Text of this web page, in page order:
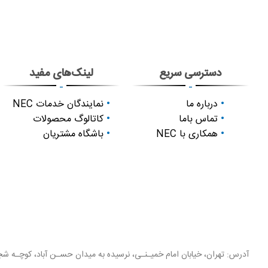
دسترسی سریع
-
درباره ما
تماس باما
همکاری با NEC
لینک‌های مفید
-
نمایندگان خدمات NEC
کاتالوگ محصولات
باشگاه مشتریان
آدرس: تهران، خیابان امام خمیـنـی، نرسیده به میدان حسـن آباد، کوچـه